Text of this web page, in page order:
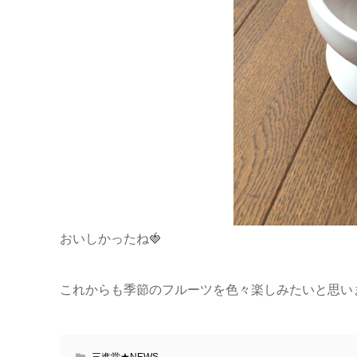
おいしかったね🍓
これからも季節のフルーツを色々楽しみたいと思い